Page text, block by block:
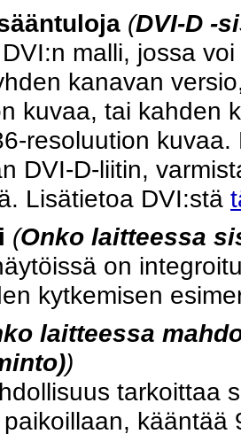
(DVI-D -
malli, jossa
kanavan
kuvaa, tai kahden
resoluution
DVI-D-liitin,
Lisätietoa DVI:stä
(Onko laitteessa
on
kytkemisen
laitteessa
)
tarkoittaa